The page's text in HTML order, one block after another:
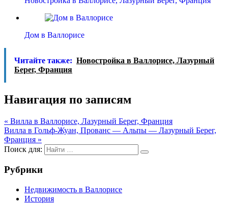
Дом в Валлорисе
Читайте также: Новостройка в Валлорисе, Лазурный
Берег, Франция
Навигация по записям
« Вилла в Валлорисе, Лазурный Берег, Франция
Вилла в Гольф-Жуан, Прованс — Альпы — Лазурный Берег,
Франция »
Поиск для:
Рубрики
Недвижимость в Валлорисе
История